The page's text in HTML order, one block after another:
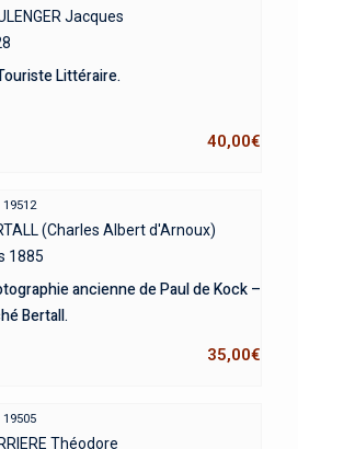
Jacques
Littéraire.
40,00€
19512
(Charles Albert d'Arnoux)
1885
ancienne de Paul de Kock –
Bertall.
35,00€
19505
Théodore